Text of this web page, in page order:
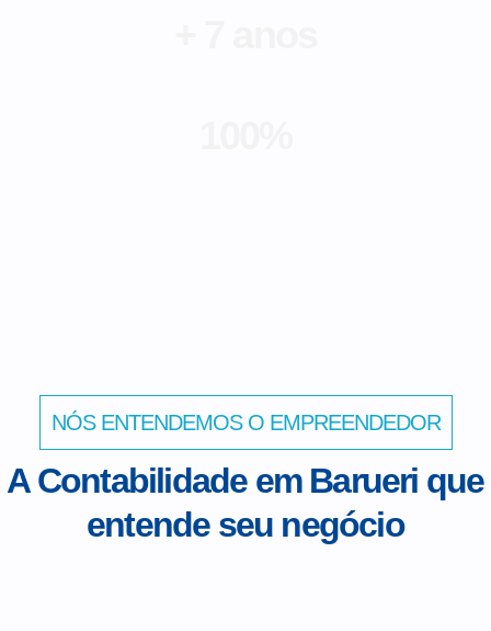
NÓS ENTENDEMOS O EMPREENDEDOR
A Contabilidade em Barueri que
entende seu negócio